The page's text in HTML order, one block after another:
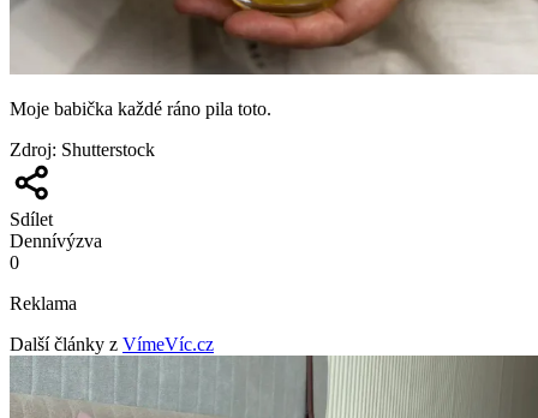
Moje babička každé ráno pila toto.
Zdroj: Shutterstock
Sdílet
Dennívýzva
0
Reklama
Další články z VímeVíc.cz